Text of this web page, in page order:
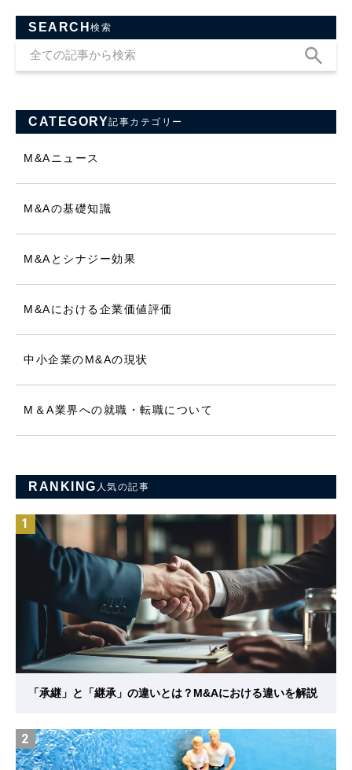
SEARCH検索
CATEGORY記事カテゴリー
M&Aニュース
M&Aの基礎知識
M&Aとシナジー効果
M&Aにおける企業価値評価
中小企業のM&Aの現状
M＆A業界への就職・転職について
RANKING 人気の記事
1
「承継」と「継承」の違いとは？M&Aにおける違いを解説
2